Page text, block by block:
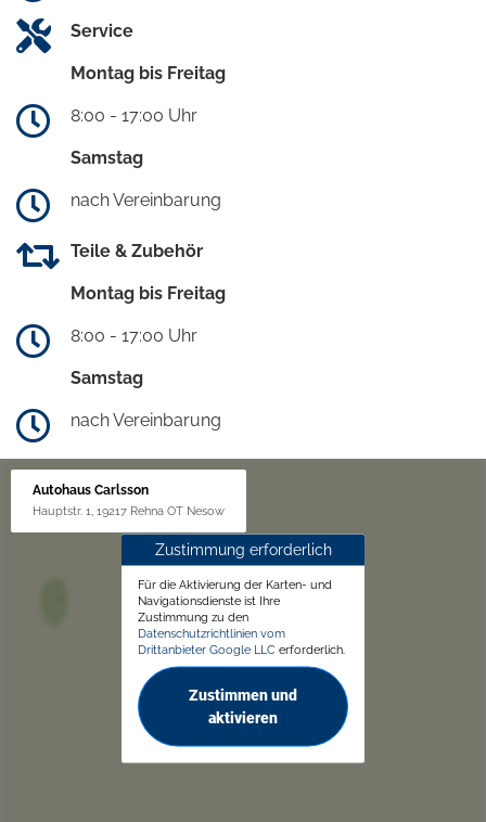
Service
Montag bis Freitag
8:00 - 17:00 Uhr
Samstag
nach Vereinbarung
Teile & Zubehör
Montag bis Freitag
8:00 - 17:00 Uhr
Samstag
nach Vereinbarung
Autohaus Carlsson
Hauptstr. 1, 19217 Rehna OT Nesow
Zustimmung erforderlich
Für die Aktivierung der Karten- und
Navigationsdienste ist Ihre
Zustimmung zu den
Datenschutzrichtlinien vom
Drittanbieter Google LLC erforderlich.
Zustimmen und
aktivieren